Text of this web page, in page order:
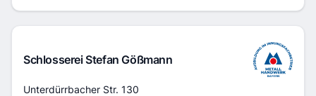
Schlosserei Stefan Gößmann
Adresse
Unterdürrbacher Str. 130